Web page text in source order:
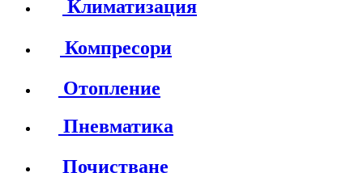
Климатизация
Компресори
Отопление
Пневматика
Почистване